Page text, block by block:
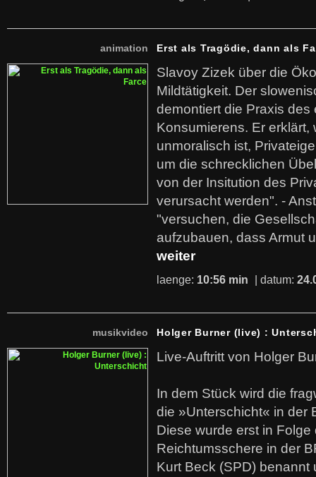
animation Erst als Tragödie, dann als
Slavoy Zizek über die
Mildtätigkeit. Der
demontiert die Praxis des
Konsumierens. Er erklärt,
unmoralisch ist,
um die schrecklichen
von der Insitution des
verursacht werden". -
"versuchen, die
aufzubauen, dass Armut
weiter
laenge: 10:56 min | datum:
musikvideo Holger Burner (live) :
Live-Auftritt von Holger
In dem Stück wird die
die »Unterschicht« in der
Diese wurde erst in
Reichtumsschere in der
Kurt Beck (SPD)